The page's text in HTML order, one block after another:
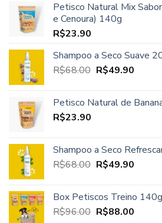
era:
R$48.90.
é:
Petisco Natural Mix
e Cenoura) 140g
R$23.90
Shampoo a Seco Suave
R$68.00 O
era:
R$49.90O
é:
Petisco Natural de
R$23.90
Shampoo a Seco
R$68.00 O
era:
R$68.00.
R$49.90O
é:
Box Petiscos Treino
R$96.00 O
R$88.00O